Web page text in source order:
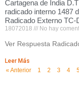
Cartagena de India
radicado interno 1487
Radicado Externo TC-
18072018 No hay
Ver Respuesta
Leer Más
« Anterior
1 2 3 4